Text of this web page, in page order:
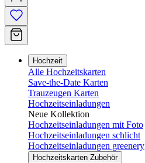
Hochzeit
Alle Hochzeitskarten
Save-the-Date Karten
Trauzeugen Karten
Hochzeitseinladungen
Neue Kollektion
Hochzeitseinladungen mit Foto
Hochzeitseinladungen schlicht
Hochzeitseinladungen greenery
Hochzeitskarten Zubehör